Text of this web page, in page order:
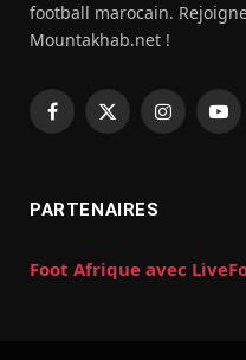
football marocain.
Mountakhab.net !
Facebook
X
Instagram
PARTENAIRES
Foot Afrique avec